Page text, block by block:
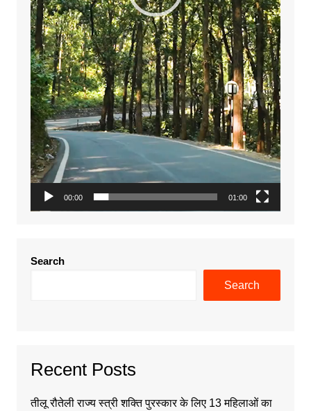
00:00 01:00
Search
Search
Recent Posts
तीलू रौतेली राज्य स्त्री शक्ति पुरस्कार के लिए 13 महिलाओं का